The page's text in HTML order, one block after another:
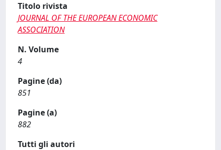
Titolo rivista
JOURNAL OF THE EUROPEAN ECONOMIC
ASSOCIATION
N. Volume
4
Pagine (da)
851
Pagine (a)
882
Tutti gli autori